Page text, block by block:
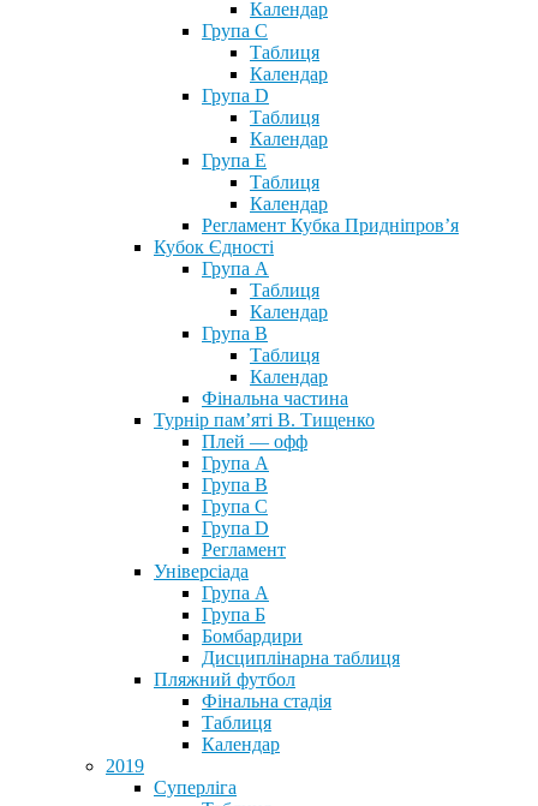
Календар
Група С
Таблиця
Календар
Група D
Таблиця
Календар
Група Е
Таблиця
Календар
Регламент Кубка Придніпров’я
Кубок Єдності
Група А
Таблиця
Календар
Група В
Таблиця
Календар
Фінальна частина
Турнір пам’яті В. Тищенко
Плей — офф
Група А
Група B
Група С
Група D
Регламент
Універсіада
Група А
Група Б
Бомбардири
Дисциплінарна таблиця
Пляжний футбол
Фінальна стадія
Таблиця
Календар
2019
Суперліга